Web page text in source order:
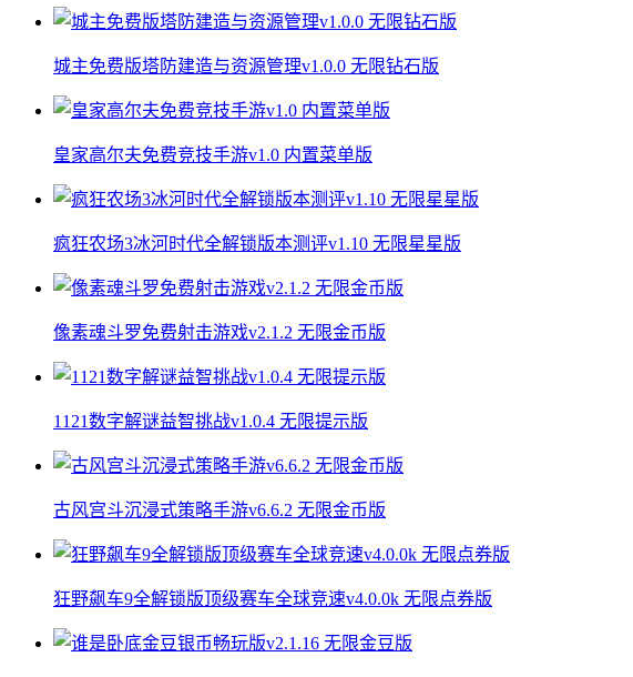
城主免费版塔防建造与资源管理v1.0.0 无限钻石版
皇家高尔夫免费竞技手游v1.0 内置菜单版
疯狂农场3冰河时代全解锁版本测评v1.10 无限星星版
像素魂斗罗免费射击游戏v2.1.2 无限金币版
1121数字解谜益智挑战v1.0.4 无限提示版
古风宫斗沉浸式策略手游v6.6.2 无限金币版
狂野飙车9全解锁版顶级赛车全球竞速v4.0.0k 无限点券版